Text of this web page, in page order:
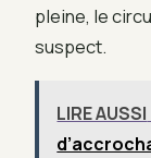
pleine, le
suspect.
LIRE AUSSI